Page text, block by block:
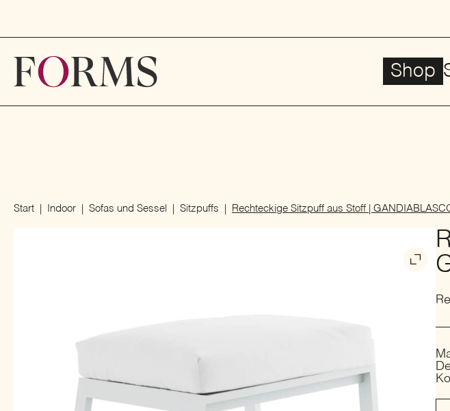
Shop
Start Indoor Sofas und Sessel Sitzpuffs Rechteckige Sitzpuff aus Stoff |